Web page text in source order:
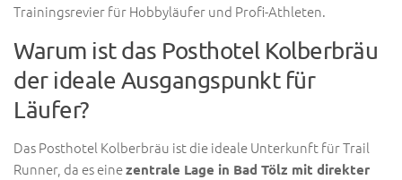
Trainingsrevier für Hobbyläufer und Profi-Athleten.
Warum ist das Posthotel Kolberbräu
der ideale Ausgangspunkt für
Läufer?
Das Posthotel Kolberbräu ist die ideale Unterkunft für Trail
Runner, da es einezentrale Lage in Bad Tölz mit direkter